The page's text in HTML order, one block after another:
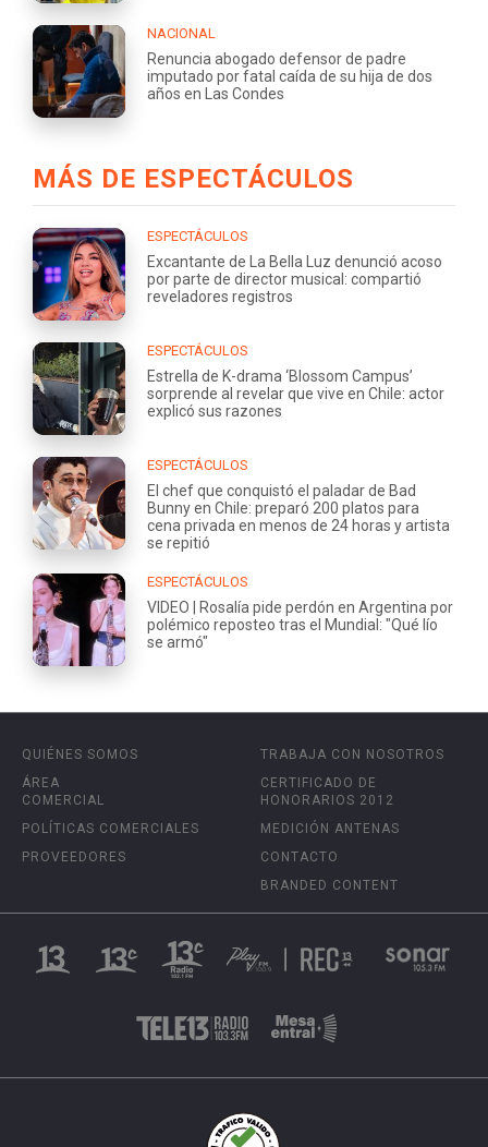
NACIONAL
Renuncia abogado defensor de padre
imputado por fatal caída de su hija de dos
años en Las Condes
MÁS DE ESPECTÁCULOS
ESPECTÁCULOS
Excantante de La Bella Luz denunció acoso
por parte de director musical: compartió
reveladores registros
ESPECTÁCULOS
Estrella de K-drama ‘Blossom Campus’
sorprende al revelar que vive en Chile: actor
explicó sus razones
ESPECTÁCULOS
El chef que conquistó el paladar de Bad
Bunny en Chile: preparó 200 platos para
cena privada en menos de 24 horas y artista
se repitió
ESPECTÁCULOS
VIDEO | Rosalía pide perdón en Argentina por
polémico reposteo tras el Mundial: "Qué lío
se armó"
QUIÉNES SOMOS
ÁREA
COMERCIAL
POLÍTICAS COMERCIALES
PROVEEDORES
TRABAJA CON NOSOTROS
CERTIFICADO DE
HONORARIOS 2012
MEDICIÓN ANTENAS
CONTACTO
BRANDED CONTENT